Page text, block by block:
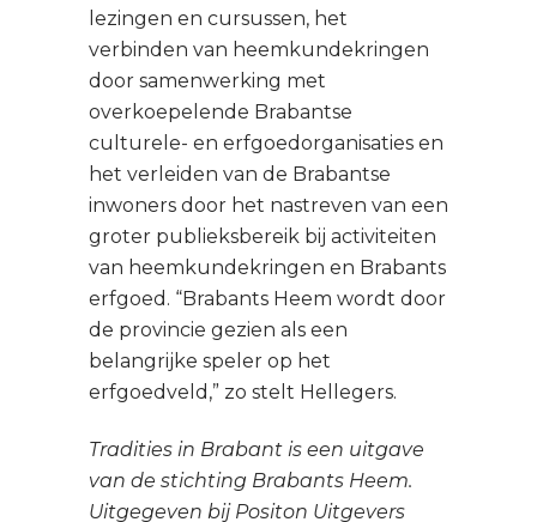
lezingen en cursussen, het
verbinden van heemkundekringen
door samenwerking met
overkoepelende Brabantse
culturele- en erfgoedorganisaties en
het verleiden van de Brabantse
inwoners door het nastreven van een
groter publieksbereik bij activiteiten
van heemkundekringen en Brabants
erfgoed. “Brabants Heem wordt door
de provincie gezien als een
belangrijke speler op het
erfgoedveld,” zo stelt Hellegers.
Tradities in Brabant is een uitgave
van de stichting Brabants Heem.
Uitgegeven bij Positon Uitgevers